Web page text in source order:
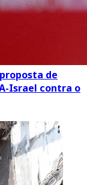
de
Israel contra o